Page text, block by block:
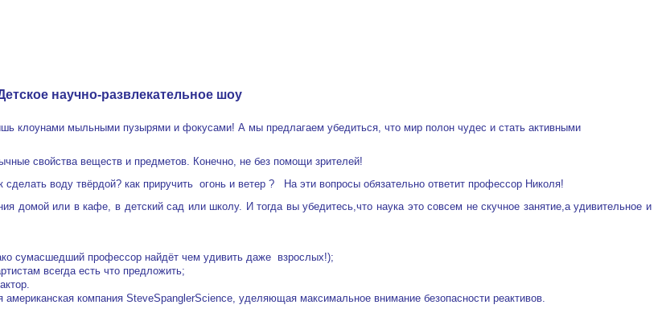
научно-развлекательное шоу
клоунами мыльными пузырями и фокусами! А мы предлагаем убедиться, что мир полон чудес и стать активными
свойства веществ и предметов. Конечно, не без помощи зрителей!
сделать воду твёрдой? как приручить огонь и ветер ?
На эти вопросы обязательно ответит профессор Николя!
домой или в кафе, в детский сад или школу. И тогда вы убедитесь,что наука это совсем не скучное занятие,а удивительное и
сумасшедший профессор найдёт чем удивить даже взрослых!);
всегда есть что предложить;
компания SteveSpanglerScience, уделяющая максимальное внимание безопасности реактивов.